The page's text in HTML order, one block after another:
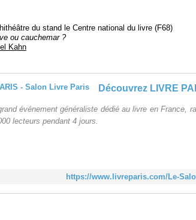
du stand le Centre national du livre (F68)
ou cauchemar ?
Kahn
événement généraliste dédié au livre en France,
lecteurs pendant 4 jours.
https://www.livreparis.com/Le-